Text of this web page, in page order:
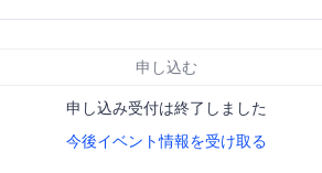
申し込む
申し込み受付は終了しました
今後イベント情報を受け取る